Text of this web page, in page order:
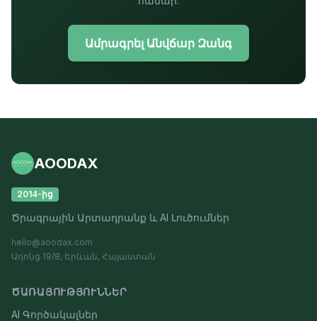
Ամրագրել Անվճար Զանգ
AOODAX
2014-ից
Ծրագրային Արտադրանք և AI Լուծումներ
hello@aoodax.com
Ադոնց 19/8, Երևան, Հայաստան
ԾԱՌԱՅՈՒԹՅՈՒՆՆԵՐ
AI Գործակալներ